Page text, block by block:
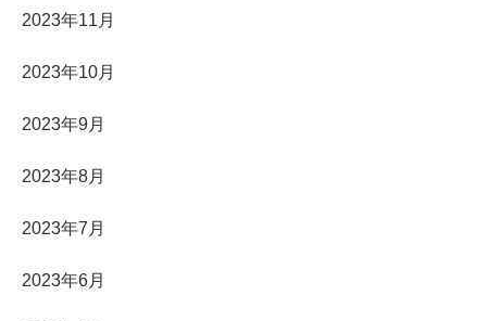
2023年11月
2023年10月
2023年9月
2023年8月
2023年7月
2023年6月